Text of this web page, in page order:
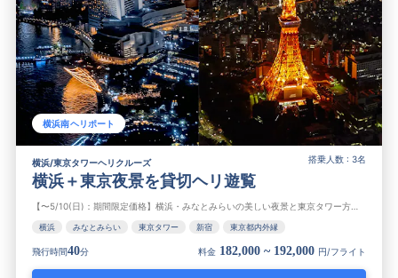
横浜南ヘリポート
搭乗人数 : 3名
横浜/東京タワーヘリクルーズ
横浜＋東京夜景を貸切ヘリ遊覧
横浜 みなとみらい 東京タワー 新宿 東京都内外縁
飛行時間40分 料金 182,000 ~ 192,000 円/フライト